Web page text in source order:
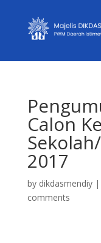
Calon
2017
by dikdasmendiy|
comments